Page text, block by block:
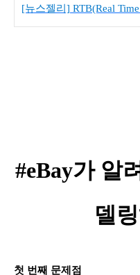
[뉴스젤리] RTB(Real
#eBay가 알
델
첫 번째 문제점